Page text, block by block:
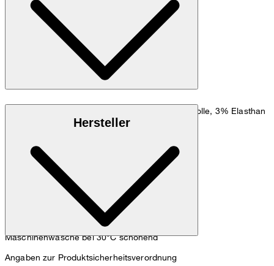
Zum Hemden Guide
Komfortabler Baumwollstretch aus 97% Baumwolle, 3% Elasthan
Maschinenwäsche bei 30°C schonend
Hersteller
Angaben zur Produktsicherheitsverordnung